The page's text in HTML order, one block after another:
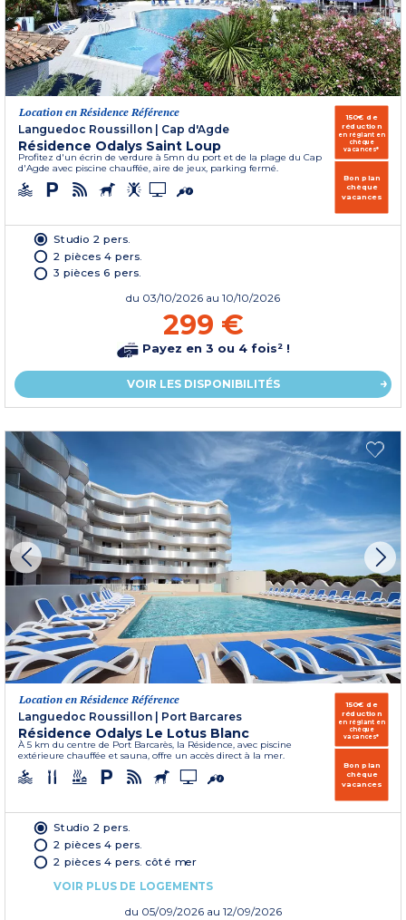
Location en Résidence Référence
Languedoc Roussillon
Cap d'Agde
Résidence Odalys Saint Loup
Profitez d'un écrin de verdure à 5mn du port et de la plage du Cap
d'Agde avec piscine chauffée, aire de jeux, parking fermé.
150€ de
réduction
en réglant en
chèque
vacances*
Bon plan
chèque
vacances
Studio 2 pers.
2 pièces 4 pers.
3 pièces 6 pers.
du 03/10/2026 au 10/10/2026
299 €
Payez en 3 ou 4 fois² !
VOIR LES DISPONIBILITÉS
Location en Résidence Référence
Languedoc Roussillon
Port Barcares
Résidence Odalys Le Lotus Blanc
À 5 km du centre de Port Barcarès, la Résidence, avec piscine
extérieure chauffée et sauna, offre un accès direct à la mer.
150€ de
réduction
en réglant en
chèque
vacances*
Bon plan
chèque
vacances
Studio 2 pers.
2 pièces 4 pers.
2 pièces 4 pers. côté mer
VOIR PLUS DE LOGEMENTS
du 05/09/2026 au 12/09/2026